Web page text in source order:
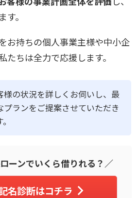
。
お持ちの個人事業主様や中小企
たちは全力で応援します。
様の状況を詳しくお伺いし、最
プランをご提案させていただき
ーンでいくら借りれる？／
名診断はコチラ